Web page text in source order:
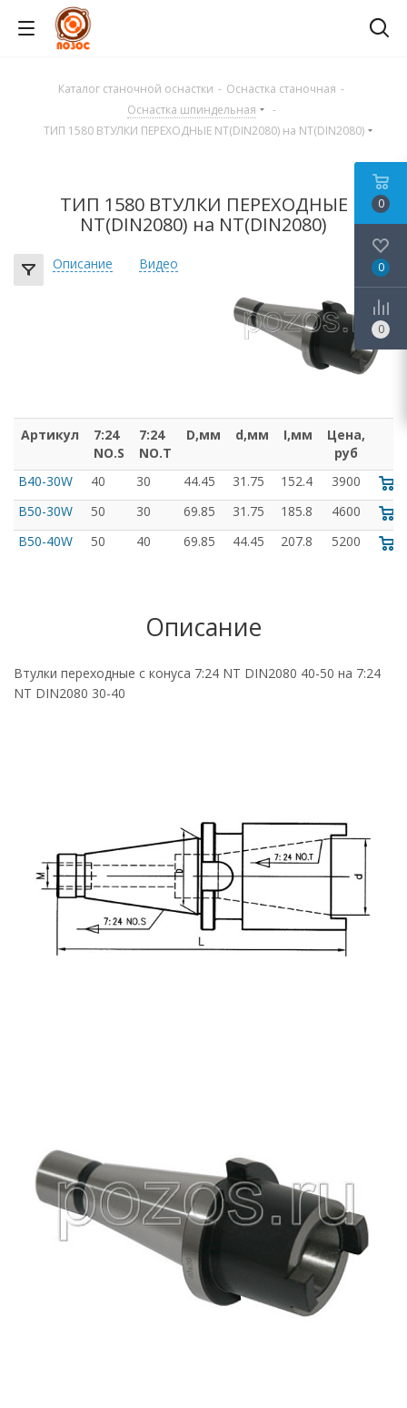
Каталог станочной оснастки - Оснастка станочная -
Оснастка шпиндельная
-
ТИП 1580 ВТУЛКИ ПЕРЕХОДНЫЕ NT(DIN2080) на NT(DIN2080)
ТИП 1580 ВТУЛКИ ПЕРЕХОДНЫЕ
NT(DIN2080) на NT(DIN2080)
Описание Видео
Артикул
7:24
NO.S
7:24
NO.T
D,мм d,мм I,мм
Цена,
руб
B40-30W
40 30 44.45 31.75 152.4
3900
B50-30W
50 30 69.85 31.75 185.8
4600
B50-40W
50 40 69.85 44.45 207.8 5200
Описание
Втулки переходные с конуса 7:24 NT DIN2080 40-50 на 7:24
NT DIN2080 30-40
0
0
0